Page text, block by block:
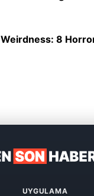
UYGULAMA